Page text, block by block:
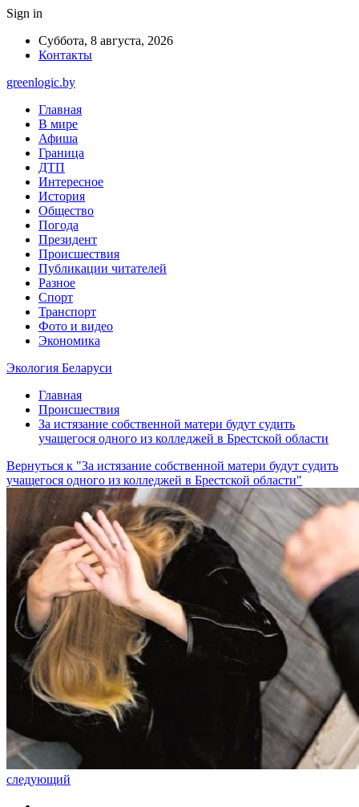
Sign in
Суббота, 8 августа, 2026
Контакты
greenlogic.by
Главная
В мире
Афиша
Граница
ДТП
Интересное
История
Общество
Погода
Президент
Происшествия
Публикации читателей
Разное
Спорт
Транспорт
Фото и видео
Экономика
Экология Беларуси
Главная
Происшествия
За истязание собственной матери будут судить
учащегося одного из колледжей в Брестской области
Вернуться к "За истязание собственной матери будут судить
учащегося одного из колледжей в Брестской области"
следующий